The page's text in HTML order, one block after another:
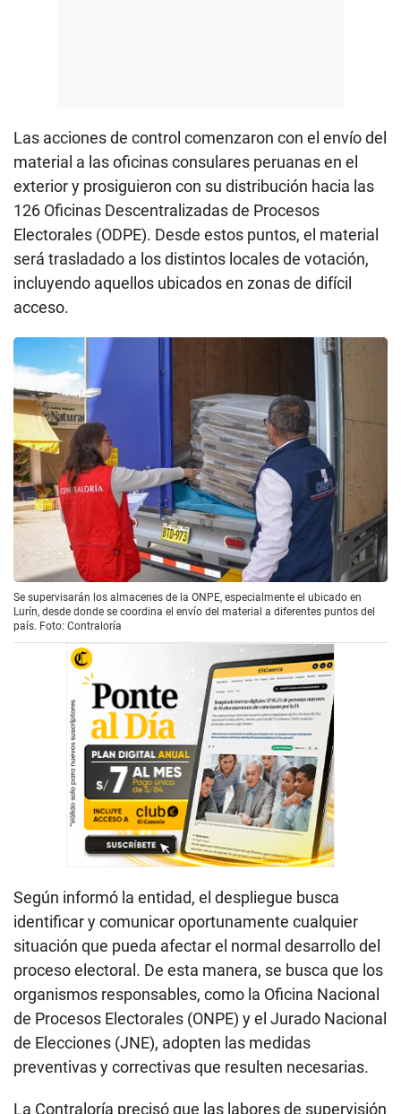
Las acciones de control comenzaron con el envío del
material a las oficinas consulares peruanas en el
exterior y prosiguieron con su distribución hacia las
126 Oficinas Descentralizadas de Procesos
Electorales (ODPE). Desde estos puntos, el material
será trasladado a los distintos locales de votación,
incluyendo aquellos ubicados en zonas de difícil
acceso.
Se supervisarán los almacenes de la ONPE, especialmente el ubicado en
Lurín, desde donde se coordina el envío del material a diferentes puntos del
país. Foto: Contraloría
Según informó la entidad, el despliegue busca
identificar y comunicar oportunamente cualquier
situación que pueda afectar el normal desarrollo del
proceso electoral. De esta manera, se busca que los
organismos responsables, como la Oficina Nacional
de Procesos Electorales (ONPE) y el Jurado Nacional
de Elecciones (JNE), adopten las medidas
preventivas y correctivas que resulten necesarias.
La Contraloría precisó que las labores de supervisión